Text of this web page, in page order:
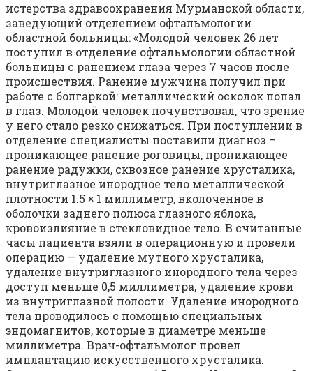
истерства здравоохранения Мурманской области,
заведующий отделением офтальмологии
областной больницы: «Молодой человек 26 лет
поступил в отделение офтальмологии областной
больницы с ранением глаза через 7 часов после
происшествия. Ранение мужчина получил при
работе с болгаркой: металлический осколок попал
в глаз. Молодой человек почувствовал, что зрение
у него стало резко снижаться. При поступлении в
отделение специалисты поставили диагноз –
проникающее ранение роговицы, проникающее
ранение радужки, сквозное ранение хрусталика,
внутриглазное инородное тело металлической
плотности 1.5 × 1 миллиметр, вколоченное в
оболочки заднего полюса глазного яблока,
кровоизлияние в стекловидное тело. В считанные
часы пациента взяли в операционную и провели
операцию — удаление мутного хрусталика,
удаление внутриглазного инородного тела через
доступ меньше 0,5 миллиметра, удаление крови
из внутриглазной полости. Удаление инородного
тела проводилось с помощью специальных
эндомагнитов, которые в диаметре меньше
миллиметра. Врач-офтальмолог провел
имплантацию искусственного хрусталика.